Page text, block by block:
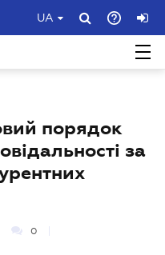
UA
порядок
за
0